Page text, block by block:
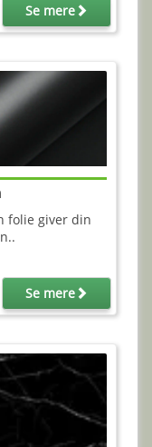
Se mere
folie giver din
Se mere